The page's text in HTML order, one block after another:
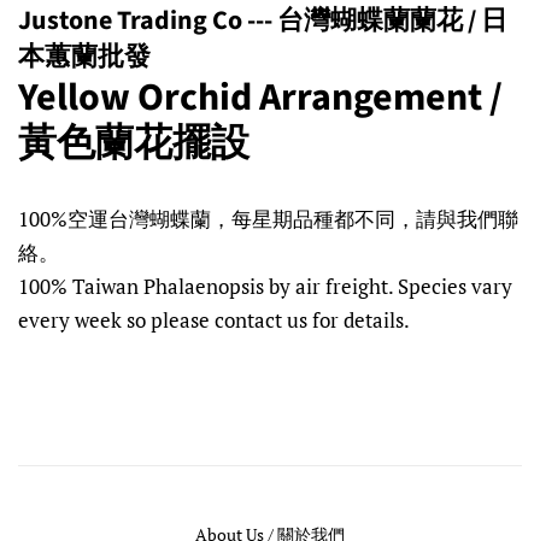
Justone Trading Co --- 台灣蝴蝶蘭蘭花 / 日
本蕙蘭批發
Yellow Orchid Arrangement /
黃色蘭花擺設
Regular
price
Sale
price
100%空運台灣蝴蝶蘭，每星期品種都不同，請與我們聯
絡。
100% Taiwan Phalaenopsis by air freight. Species vary
every week so please contact us for details.
About Us / 關於我們